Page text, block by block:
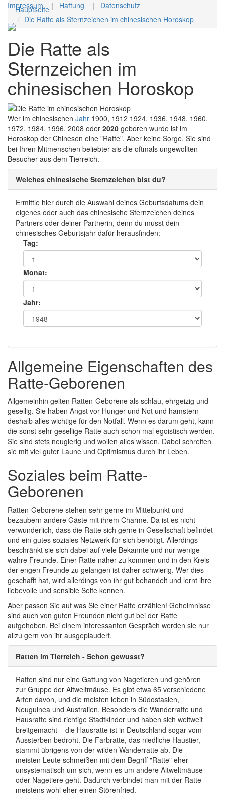
Impressum| Haftung | Datenschutz
Hauptseite
Die Ratte als Sternzeichen im chinesischen Horoskop
Die Ratte als
Sternzeichen im
chinesischen Horoskop
Wer im chinesischen Jahr 1900, 1912 1924, 1936, 1948, 1960,
1972, 1984, 1996, 2008 oder 2020 geboren wurde ist im
Horoskop der Chinesen eine "Ratte". Aber keine Sorge. Sie sind
bei Ihren Mitmenschen beliebter als die oftmals ungewollten
Besucher aus dem Tierreich.
Welches chinesische Sternzeichen bist du?
Ermittle hier durch die Auswahl deines Geburtsdatums dein
eigenes oder auch das chinesische Sternzeichen deines
Partners oder deiner Partnerin, denn du musst dein
chinesisches Geburtsjahr dafür herausfinden:
Tag:
Monat:
Jahr:
Allgemeine Eigenschaften des
Ratte-Geborenen
Allgemeinhin gelten Ratten-Geborene als schlau, ehrgeizig und
gesellig. Sie haben Angst vor Hunger und Not und hamstern
deshalb alles wichtige für den Notfall. Wenn es darum geht, kann
die sonst sehr gesellige Ratte auch schon mal egoistisch werden.
Sie sind stets neugierig und wollen alles wissen. Dabei schreiten
sie mit viel guter Laune und Optimismus durch ihr Leben.
Soziales beim Ratte-
Geborenen
Ratten-Geborene stehen sehr gerne im Mittelpunkt und
bezaubern andere Gäste mit ihrem Charme. Da ist es nicht
verwunderlich, dass die Ratte sich gerne in Gesellschaft befindet
und ein gutes soziales Netzwerk für sich benötigt. Allerdings
beschränkt sie sich dabei auf viele Bekannte und nur wenige
wahre Freunde. Einer Ratte näher zu kommen und in den Kreis
der engen Freunde zu gelangen ist daher schwierig. Wer dies
geschafft hat, wird allerdings von ihr gut behandelt und lernt ihre
liebevolle und sensible Seite kennen.
Aber passen Sie auf was Sie einer Ratte erzählen! Geheimnisse
sind auch von guten Freunden nicht gut bei der Ratte
aufgehoben. Bei einem interessanten Gespräch werden sie nur
allzu gern von ihr ausgeplaudert.
Ratten im Tierreich - Schon gewusst?
Ratten sind nur eine Gattung von Nagetieren und gehören
zur Gruppe der Altweltmäuse. Es gibt etwa 65 verschiedene
Arten davon, und die meisten leben in Südostasien,
Neuguinea und Australien. Besonders die Wanderratte und
Hausratte sind richtige Stadtkinder und haben sich weltweit
breitgemacht – die Hausratte ist in Deutschland sogar vom
Aussterben bedroht. Die Farbratte, das niedliche Haustier,
stammt übrigens von der wilden Wanderratte ab. Die
meisten Leute schmeißen mit dem Begriff "Ratte" eher
unsystematisch um sich, wenn es um andere Altweltmäuse
oder Nagetiere geht. Dadurch verbindet man mit der Ratte
meistens wohl eher einen Störenfried.